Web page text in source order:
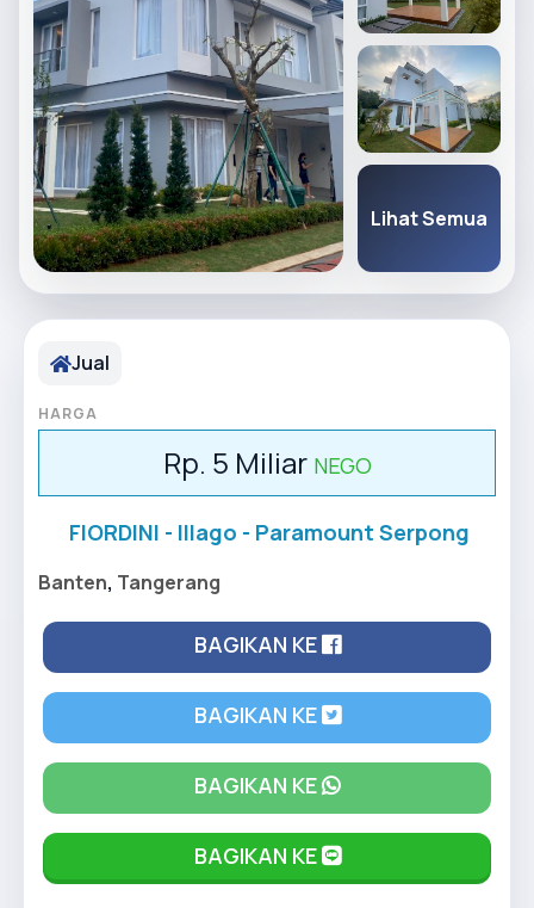
Lihat Semua
Jual
HARGA
Rp. 5 Miliar NEGO
FIORDINI - Illago - Paramount Serpong
Banten, Tangerang
BAGIKAN KE
BAGIKAN KE
BAGIKAN KE
BAGIKAN KE